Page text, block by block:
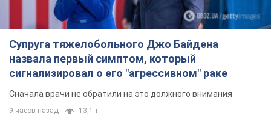
Супруга тяжелобольного Джо Байдена
назвала первый симптом, который
сигнализировал о его "агрессивном" раке
Сначала врачи не обратили на это должного внимания
9 часов назад 13,1 т.